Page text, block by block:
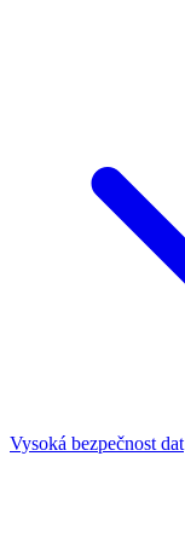
Vysoká bezpečnost dat